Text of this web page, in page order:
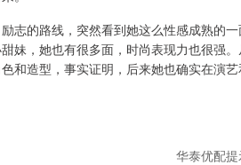
志的路线，突然看到她这么性感成熟的
妹，她也有很多面，时尚表现力也很强
和造型，事实证明，后来她也确实在演
华泰优配提